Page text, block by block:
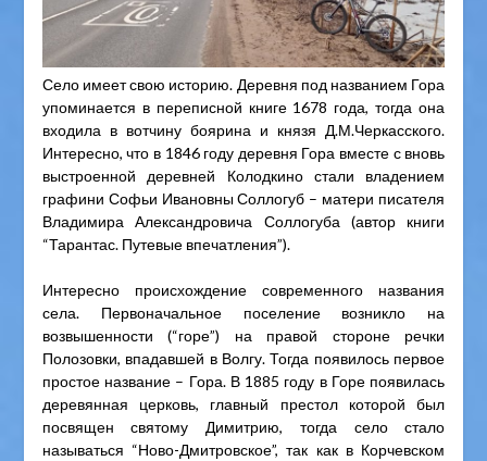
Село имеет свою историю. Деревня под названием Гора
упоминается в переписной книге 1678 года, тогда она
входила в вотчину боярина и князя Д.М.Черкасского.
Интересно, что в 1846 году деревня Гора вместе с вновь
выстроенной деревней Колодкино стали владением
графини Софьи Ивановны Соллогуб – матери писателя
Владимира Александровича Соллогуба (автор книги
“Тарантас. Путевые впечатления”).
Интересно происхождение современного названия
села. Первоначальное поселение возникло на
возвышенности (“горе”) на правой стороне речки
Полозовки, впадавшей в Волгу. Тогда появилось первое
простое название – Гора. В 1885 году в Горе появилась
деревянная церковь, главный престол которой был
посвящен святому Димитрию, тогда село стало
называться “Ново-Дмитровское”, так как в Корчевском